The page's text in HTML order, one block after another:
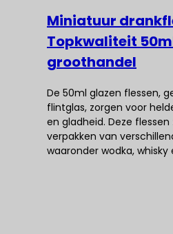
Miniatuur
Topkwaliteit
groothandel
De 50ml glazen flessen,
flintglas, zorgen voor
en gladheid. Deze
verpakken van
waaronder wodka, whisky